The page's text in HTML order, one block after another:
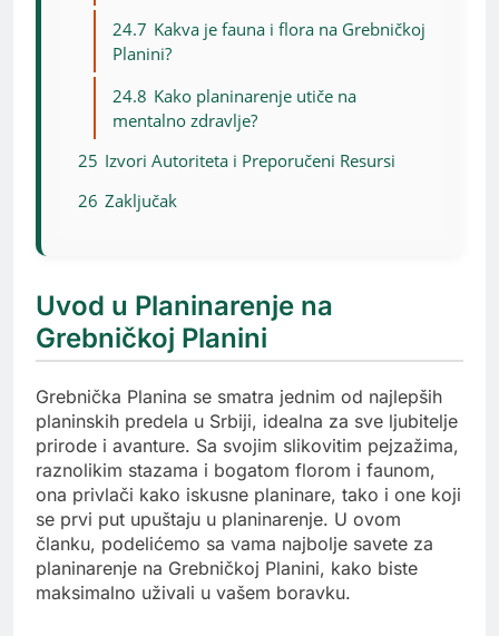
24.7 Kakva je fauna i flora na Grebničkoj
Planini?
24.8 Kako planinarenje utiče na
mentalno zdravlje?
25 Izvori Autoriteta i Preporučeni Resursi
26 Zaključak
Uvod u Planinarenje na
Grebničkoj Planini
Grebnička Planina se smatra jednim od najlepših
planinskih predela u Srbiji, idealna za sve ljubitelje
prirode i avanture. Sa svojim slikovitim pejzažima,
raznolikim stazama i bogatom florom i faunom,
ona privlači kako iskusne planinare, tako i one koji
se prvi put upuštaju u planinarenje. U ovom
članku, podelićemo sa vama najbolje savete za
planinarenje na Grebničkoj Planini, kako biste
maksimalno uživali u vašem boravku.